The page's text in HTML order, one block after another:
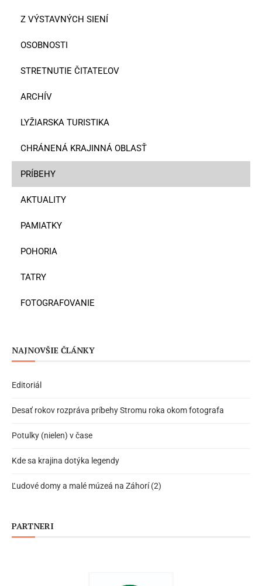
Z VÝSTAVNÝCH SIENÍ
OSOBNOSTI
STRETNUTIE ČITATEĽOV
ARCHÍV
LYŽIARSKA TURISTIKA
CHRÁNENÁ KRAJINNÁ OBLASŤ
PRÍBEHY
AKTUALITY
PAMIATKY
POHORIA
TATRY
FOTOGRAFOVANIE
NAJNOVŠIE ČLÁNKY
Editoriál
Desať rokov rozpráva príbehy Stromu roka okom fotografa
Potulky (nielen) v čase
Kde sa krajina dotýka legendy
Ľudové domy a malé múzeá na Záhorí (2)
PARTNERI